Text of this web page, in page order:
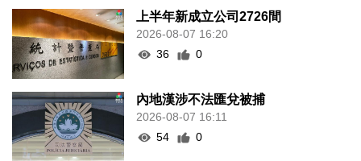
上半年新成立公司2726間
2026-08-07 16:20
36
0
內地漢涉不法匯兌被捕
2026-08-07 16:11
54
0